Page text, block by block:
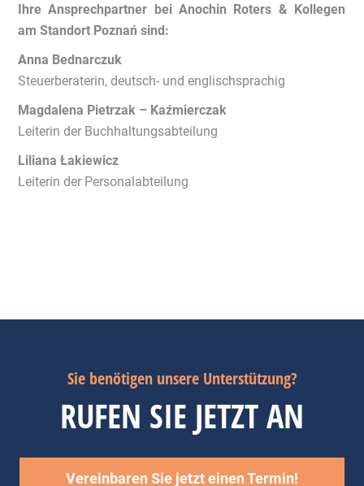
Ihre Ansprechpartner bei Anochin Roters & Kollegen
am Standort Poznań sind:
Anna Bednarczuk
Steuerberaterin, deutsch- und englischsprachig
Magdalena Pietrzak – Kaźmierczak
Leiterin der Buchhaltungsabteilung
Liliana Łakiewicz
Leiterin der Personalabteilung
Sie benötigen unsere Unterstützung?
RUFEN SIE JETZT AN
Vereinbaren Sie jetzt einen Termin!